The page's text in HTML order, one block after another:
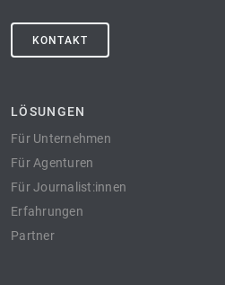
KONTAKT
LÖSUNGEN
Für Unternehmen
Für Agenturen
Für Journalist:innen
Erfahrungen
Partner